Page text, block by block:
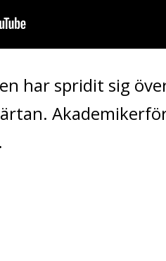
har spridit sig